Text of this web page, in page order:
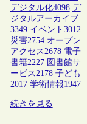
デジタル化4098 デ
ジタルアーカイブ
3349 イベント 3012
災害2754 オープン
アクセス 2678 電子
書籍2227 図書館サ
ービス 2178 子ども
2017 学術情報1947
続きを見る